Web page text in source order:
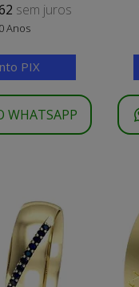
sem juros
Anos
PIX
WHATSAPP